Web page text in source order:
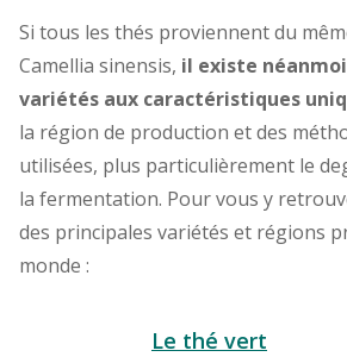
Si tous les thés proviennent du
Camellia sinensis, il existe
variétés aux caractéristiques
la région de production et des
utilisées, plus particulièrement le
la fermentation. Pour vous y
des principales variétés et régions
monde :
Le thé vert